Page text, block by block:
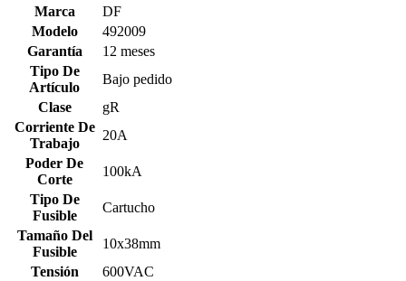
Marca
DF
Modelo
492009
Garantía
12 meses
Tipo De
Artículo
Bajo pedido
Clase
gR
Corriente De
Trabajo
20A
Poder De
Corte
100kA
Tipo De
Fusible
Cartucho
Tamaño Del
Fusible
10x38mm
Tensión
600VAC